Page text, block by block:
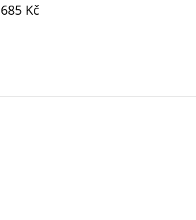
685 Kč